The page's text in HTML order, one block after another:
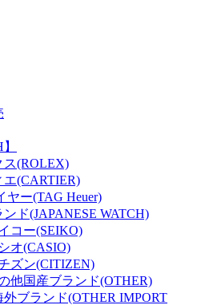
ス(ROLEX)
エ(CARTIER)
ヤー(TAG Heuer)
ンド(JAPANESE WATCH)
コー(SEIKO)
オ(CASIO)
ズン(CITIZEN)
他国産ブランド(OTHER)
外ブランド(OTHER IMPORT